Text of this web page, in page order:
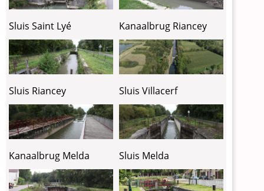
Sluis Saint Lyé Kanaalbrug Riancey
Sluis Riancey Sluis Villacerf
Kanaalbrug Melda Sluis Melda